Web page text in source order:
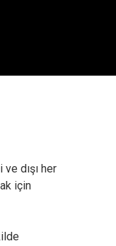
dışı her
için